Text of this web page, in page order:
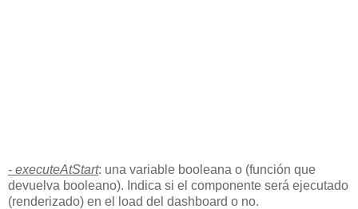
- executeAtStart: una variable booleana o (función que
devuelva booleano). Indica si el componente será ejecutado
(renderizado) en el load del dashboard o no.